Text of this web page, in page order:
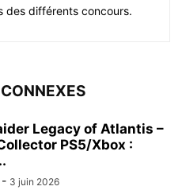
des différents concours.
Legacy of Atlantis –
PS5/Xbox :
- 3 juin 2026